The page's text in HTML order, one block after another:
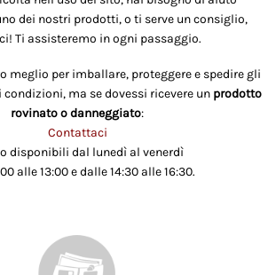
dei nostri prodotti, o ti serve un consiglio,
Ti assisteremo in ogni passaggio.
meglio per imballare, proteggere e spedire gli
ma se dovessi ricevere un prodotto
rovinato o danneggiato:
Contattaci
disponibili dal lunedì al venerdì
alle 13:00 e dalle 14:30 alle 16:30.